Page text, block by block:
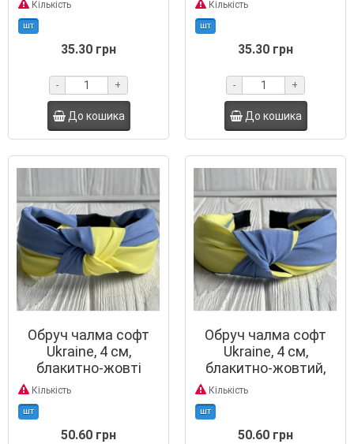
Кількість
шт
35.30 грн
- +
До кошика
Кількість
шт
35.30 грн
- +
До кошика
Обруч чалма софт
Ukraine, 4 см,
блакитно-жовті
смуги, шт.
Кількість
шт
50.60 грн
Обруч чалма софт
Ukraine, 4 см,
блакитно-жовтий,
Кількість
шт
50.60 грн